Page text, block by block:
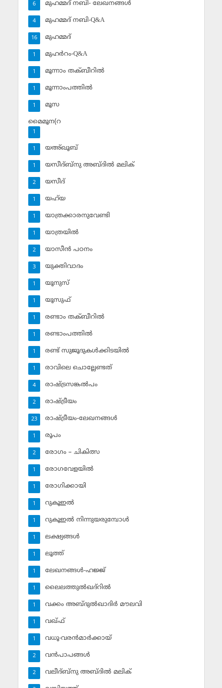
മുഹമ്മദ് നബി- ലേഖനങ്ങള്‍
6
മുഹമ്മദ് നബി-Q&A
4
മുഹമ്മദ്‌
16
മുഹര്‍റം-Q&A
1
മൂന്നാം തക്ബീറില്‍
1
മൂന്നാംപത്തില്‍
1
മൂസ
1
മൈമൂന(റ
1
യഅ്ഖൂബ്‌
1
യസീദ്ബ്‌നു അബ്ദില്‍ മലിക്‌
1
യസീദ്‌
2
യഹ്‌യ
1
യാത്രക്കാരനുവേണ്ടി
1
യാത്രയില്‍
1
യാസീന്‍ പഠനം
2
യുക്തിവാദം
3
യൂനുസ്‌
1
യൂസുഫ്‌
1
രണ്ടാം തക്ബീറില്‍
1
രണ്ടാംപത്തില്‍
1
രണ്ട് സുജൂദുകള്‍ക്കിടയില്‍
1
രാവിലെ ചൊല്ലേണ്ടത്
1
രാഷ്ട്രസങ്കല്‍പം
4
രാഷ്ട്രീയം
2
രാഷ്ട്രീയം-ലേഖനങ്ങള്‍
23
രൂപം
1
രോഗം – ചികിത്സ
2
രോഗവേളയില്‍
1
രോഗിക്കായി
1
റുകൂഇല്‍
1
റുകൂഇല്‍ നിന്നുയരുമ്പോള്‍
1
ലക്ഷ്യങ്ങള്‍
1
ലൂത്ത്‌
1
ലേഖനങ്ങള്‍-ഹജ്ജ്‌
1
ലൈലത്തുല്‍ഖദ്‌റില്‍
1
വക്കം അബ്ദുല്‍ഖാദിര്‍ മൗലവി
1
വഖ്ഫ്
1
വധൂ-വരന്‍മാര്‍ക്കായ്
1
വന്‍പാപങ്ങള്‍
2
വലീദ്ബ്‌നു അബ്ദില്‍ മലിക്‌
2